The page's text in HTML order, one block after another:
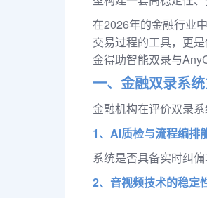
在2026年的金融行业
交易过程的工具，更
金得助智能双录与
一、金融双录系
金融机构在评价双录
1、AI质检与流程编排
系统是否具备实时纠
2、音视频技术的稳定